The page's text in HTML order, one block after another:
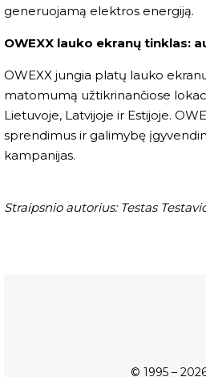
generuojamą elektros energiją.
OWEXX lauko ekranų tinklas:
OWEXX jungia platų lauko
matomumą užtikrinančiose
Lietuvoje, Latvijoje ir Estijoje.
sprendimus ir galimybę
kampanijas.
Straipsnio autorius: Testas
© 1995 –